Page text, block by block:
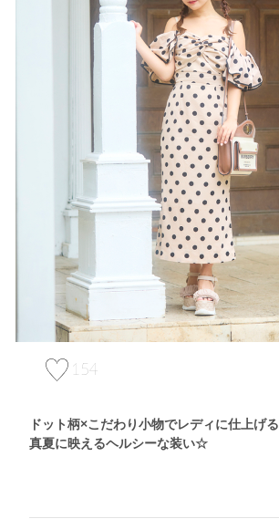
154
ドット柄×こだわり小物でレディに仕上げる
真夏に映えるヘルシーな装い☆